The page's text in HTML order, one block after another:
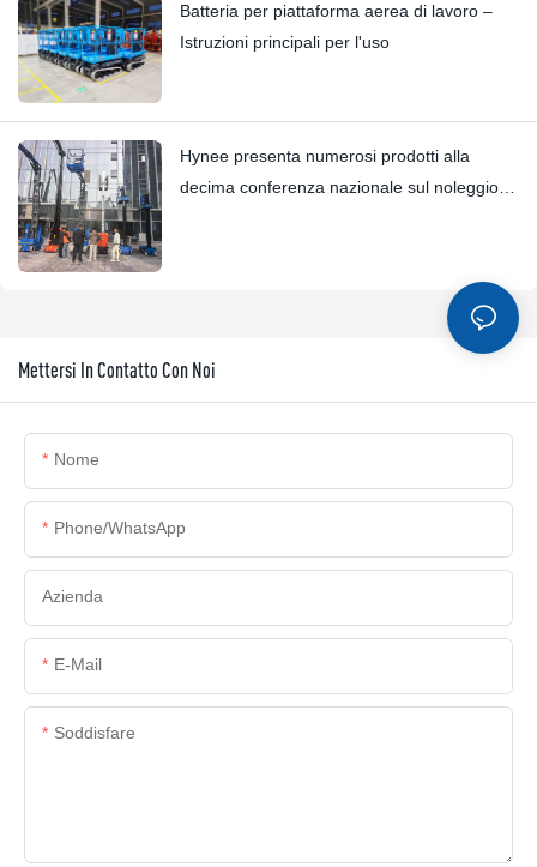
Batteria per piattaforma aerea di lavoro –
Istruzioni principali per l'uso
Hynee presenta numerosi prodotti alla
decima conferenza nazionale sul noleggio di
Mettersi In Contatto Con Noi
Nome
Phone/whatsApp
Azienda
E-Mail
Soddisfare